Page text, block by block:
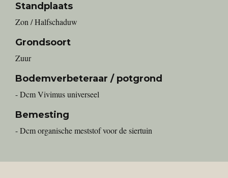
Standplaats
Zon / Halfschaduw
Grondsoort
Zuur
Bodemverbeteraar / potgrond
- Dcm Vivimus universeel
Bemesting
- Dcm organische meststof voor de siertuin